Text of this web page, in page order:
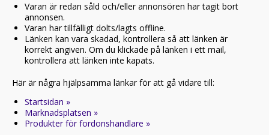
Varan är redan såld och/eller annonsören har tagit bort
annonsen.
Varan har tillfälligt dolts/lagts offline.
Länken kan vara skadad, kontrollera så att länken är
korrekt angiven. Om du klickade på länken i ett mail,
kontrollera att länken inte kapats.
Här är några hjälpsamma länkar för att gå vidare till:
Startsidan »
Marknadsplatsen »
Produkter för fordonshandlare »